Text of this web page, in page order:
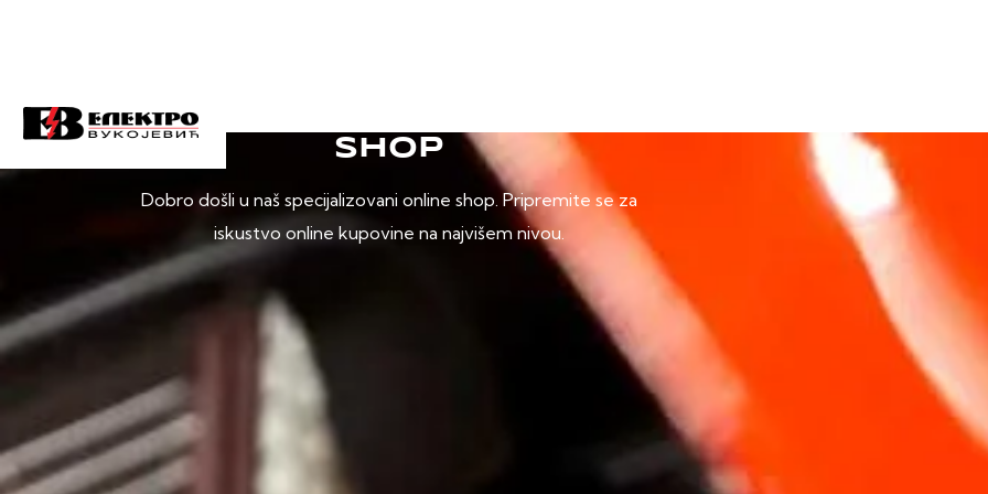
SHOP
Dobro došli u naš specijalizovani online shop. Pripremite se za
iskustvo online kupovine na najvišem nivou.